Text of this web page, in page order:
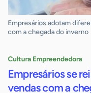
Empresários adotam
com a chegada do inverno
Cultura Empreendedora
Empresários se
vendas com a